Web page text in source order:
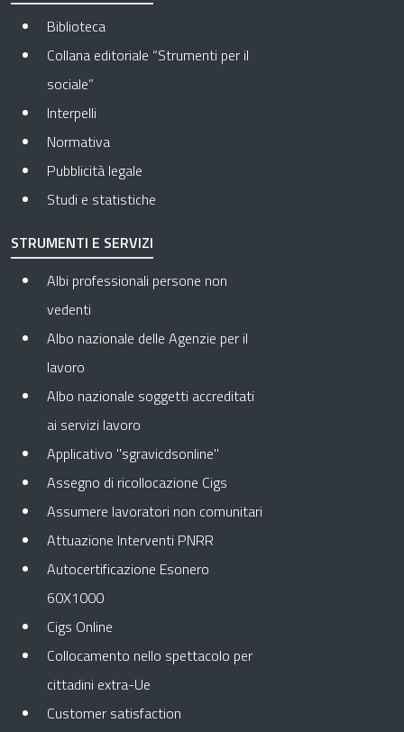
Biblioteca
Collana editoriale “Strumenti per il
sociale”
Interpelli
Normativa
Pubblicità legale
Studi e statistiche
STRUMENTI E SERVIZI
Albi professionali persone non
vedenti
Albo nazionale delle Agenzie per il
lavoro
Albo nazionale soggetti accreditati
ai servizi lavoro
Applicativo "sgravicdsonline"
Assegno di ricollocazione Cigs
Assumere lavoratori non comunitari
Attuazione Interventi PNRR
Autocertificazione Esonero
60X1000
Cigs Online
Collocamento nello spettacolo per
cittadini extra-Ue
Customer satisfaction